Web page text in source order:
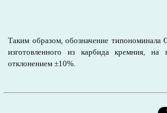
Таким образом, обозначение типономинала
изготовленного из карбида кремния,
отклонением ±10%.